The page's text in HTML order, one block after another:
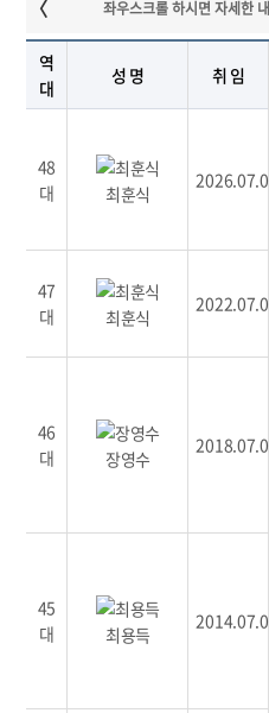
역
대
성 명 취 임
48
대
최훈식
47
대
최훈식
46
대
장영수
45
대
최용득